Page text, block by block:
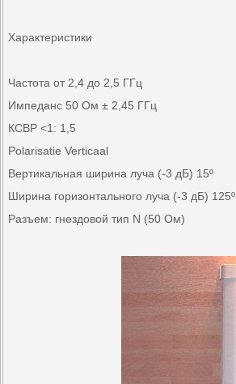
Характеристики
Частота от 2,4 до 2,5 ГГц
Импеданс 50 Ом ± 2,45 ГГц
КСВР <1: 1,5
Polarisatie Verticaal
Вертикальная ширина луча (-3 дБ) 15º
Ширина горизонтального луча (-3 дБ) 125º
Разъем: гнездовой тип N (50 Ом)